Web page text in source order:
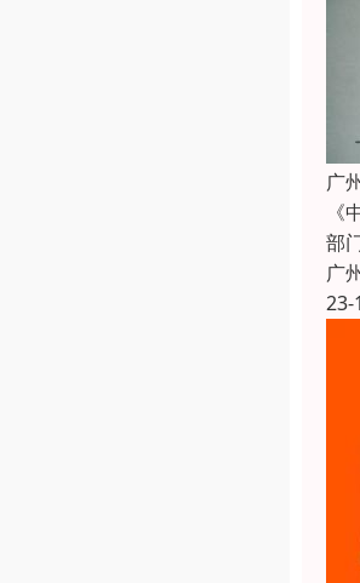
广
部
广
23-